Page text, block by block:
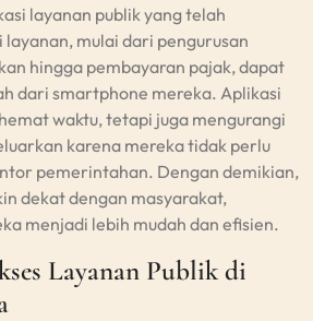
layanan publik yang telah
mulai dari pengurusan
hingga pembayaran pajak, dapat
dari smartphone mereka. Aplikasi
waktu, tetapi juga mengurangi
karena mereka tidak perlu
pemerintahan. Dengan demikian,
dekat dengan masyarakat,
menjadi lebih mudah dan efisien.
Layanan Publik di